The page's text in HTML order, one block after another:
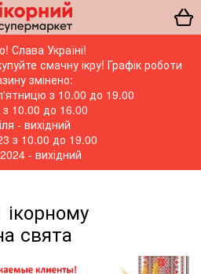
Слава Україні!
смачну ікру! Графік роботи
змінено:
з 10.00 до 19.00
з 10.00 до 16.00
- вихідний
з 10.00 до 19.00
- вихідний
ікорному
свята